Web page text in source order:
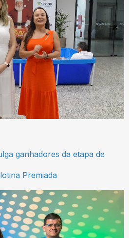
ganhadores da etapa de
Premiada